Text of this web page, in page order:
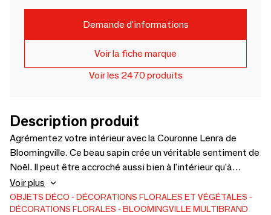
Demande d'informations
Voir la fiche marque
Voir les 2470 produits
Description produit
Agrémentez votre intérieur avec la Couronne Lenra de
Bloomingville. Ce beau sapin crée un véritable sentiment de
Noël. Il peut être accroché aussi bien à l'intérieur qu'à
l'extérieur. - D72xW14 cm
Voir plus
OBJETS DÉCO
DÉCORATIONS FLORALES ET VÉGÉTALES
DÉCORATIONS FLORALES
BLOOMINGVILLE MULTIBRAND